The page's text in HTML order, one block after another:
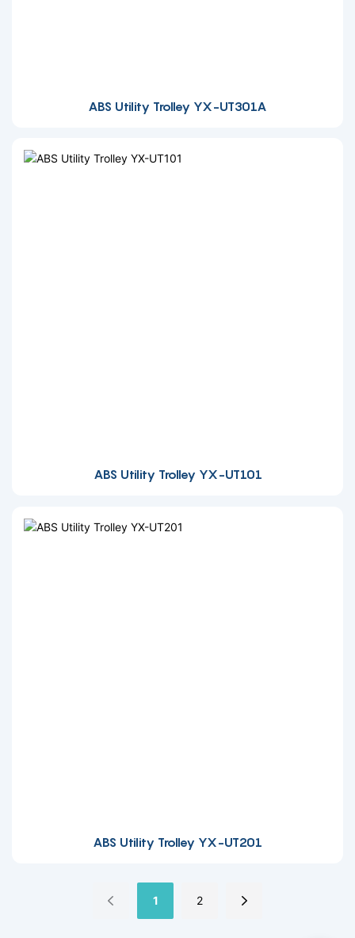
ABS Utility Trolley YX-UT301A
ABS Utility Trolley YX-UT101
ABS Utility Trolley YX-UT201
1 2